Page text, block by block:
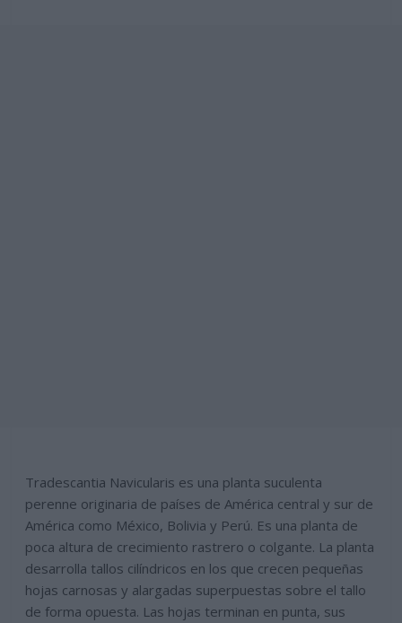
Tradescantia Navicularis es una planta suculenta
perenne originaria de países de América central y sur de
América como México, Bolivia y Perú. Es una planta de
poca altura de crecimiento rastrero o colgante. La planta
desarrolla tallos cilíndricos en los que crecen pequeñas
hojas carnosas y alargadas superpuestas sobre el tallo
de forma opuesta. Las hojas terminan en punta, sus